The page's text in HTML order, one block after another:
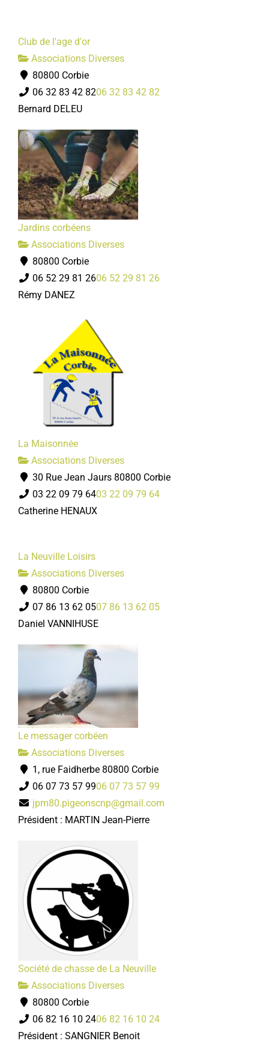
Club de l'age d'or
Associations Diverses
80800 Corbie
06 32 83 42 8206 32 83 42 82
Bernard DELEU
Jardins corbéens
Associations Diverses
80800 Corbie
06 52 29 81 2606 52 29 81 26
Rémy DANEZ
La Maisonnée
Associations Diverses
30 Rue Jean Jaurs 80800 Corbie
03 22 09 79 6403 22 09 79 64
Catherine HENAUX
La Neuville Loisirs
Associations Diverses
80800 Corbie
07 86 13 62 0507 86 13 62 05
Daniel VANNIHUSE
Le messager corbéen
Associations Diverses
1, rue Faidherbe 80800 Corbie
06 07 73 57 9906 07 73 57 99
jpm80.pigeonscnp@gmail.com
Président : MARTIN Jean-Pierre
Société de chasse de La Neuville
Associations Diverses
80800 Corbie
06 82 16 10 2406 82 16 10 24
Président : SANGNIER Benoit